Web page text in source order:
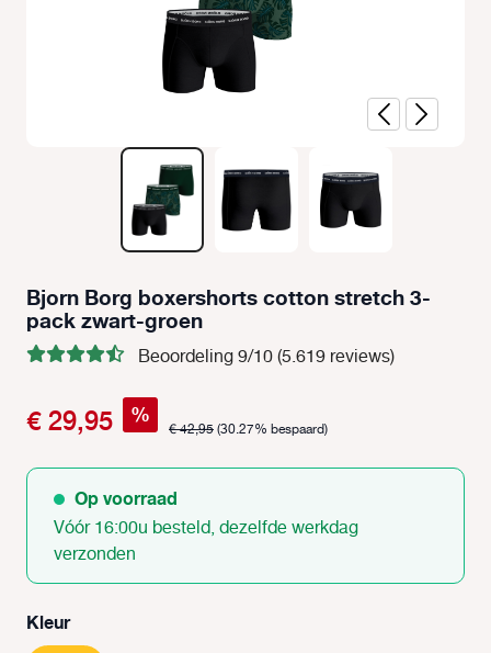
Bjorn Borg boxershorts cotton stretch 3-
pack zwart-groen
Beoordeling 9/10 (5.619 reviews)
€ 29,95 % € 42,95(30.27% bespaard)
Op voorraad
Vóór 16:00u besteld, dezelfde werkdag
verzonden
Selecteer
Kleur